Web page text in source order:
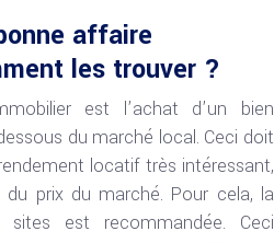
affaire
les trouver ?
est l’achat d’un bien
du marché local. Ceci doit
locatif très intéressant,
prix du marché. Pour cela, la
sites est recommandée. Ceci